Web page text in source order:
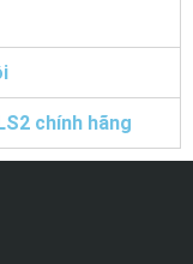
chính hãng